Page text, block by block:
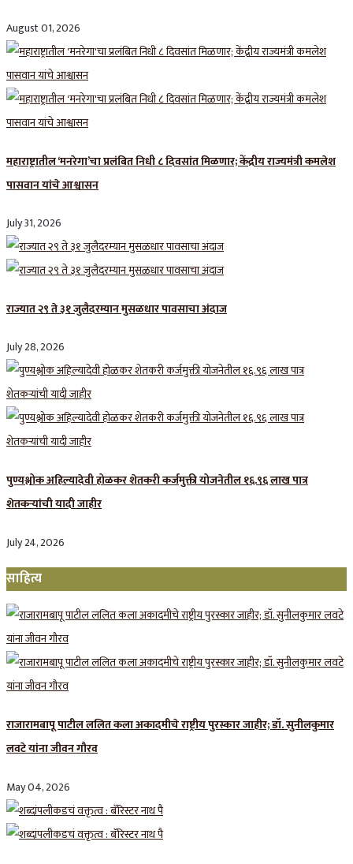
August 01, 2026
महाराष्ट्रातील ‘मनरेगा’चा प्रलंबित निधी ८ दिवसांत मिळणार; केंद्रीय राज्यमंत्री कमलेश
पासवान यांचे आश्वासन
July 31, 2026
राज्यात २९ ते ३१ जुलैदरम्यान मुसळधार पावसाचा अंदाज
July 28, 2026
पुण्यश्लोक अहिल्यादेवी होळकर शेतकरी कर्जमुक्ती योजनेतील १६.९६ लाख पात्र
शेतकऱ्यांची यादी जाहीर
July 24, 2026
साहित्य
राजारामबापू पाटील ललित कला अकादमीचे राष्ट्रीय पुरस्कार जाहीर; डॉ. सुनीलकुमार
लवटे यांना जीवन गौरव
May 04, 2026